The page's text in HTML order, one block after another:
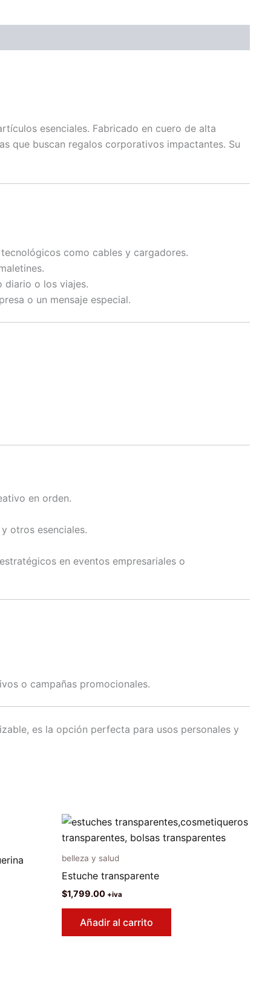
esenciales. Fabricado en cuero de alta
que buscan regalos corporativos impactantes. Su
como cables y cargadores.
diario o los viajes.
o un mensaje especial.
en orden.
otros esenciales.
en eventos empresariales o
o campañas promocionales.
es la opción perfecta para usos personales y
belleza y salud
Estuche transparente
$1,799.00 +iva
Añadir al carrito